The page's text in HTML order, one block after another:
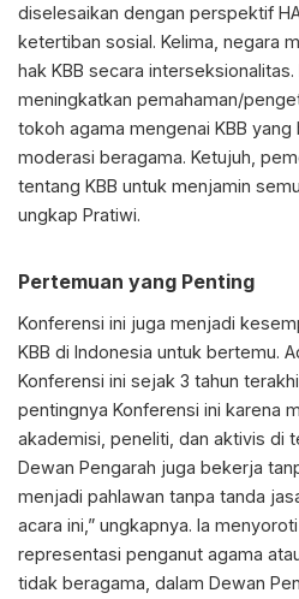
diselesaikan dengan perspektif
ketertiban sosial. Kelima, negara
hak KBB secara
meningkatkan pemahaman/
tokoh agama mengenai KBB yang
moderasi beragama. Ketujuh,
tentang KBB untuk menjamin
ungkap Pratiwi.
Pertemuan yang Penting
Konferensi ini juga menjadi
KBB di Indonesia untuk bertemu.
Konferensi ini sejak 3 tahun
pentingnya Konferensi ini karena
akademisi, peneliti, dan aktivis di
Dewan Pengarah juga bekerja
menjadi pahlawan tanpa tanda
acara ini,” ungkapnya. Ia
representasi penganut agama
tidak beragama, dalam Dewan